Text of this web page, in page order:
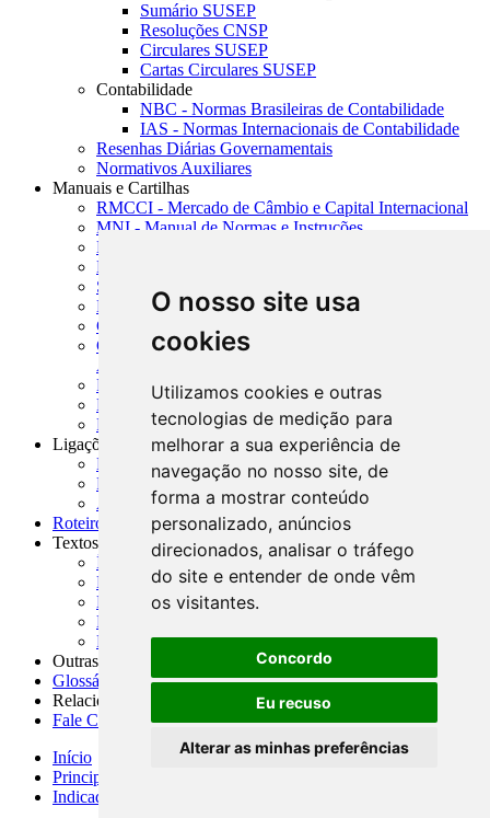
O nosso site usa
cookies
Utilizamos cookies e outras
tecnologias de medição para
melhorar a sua experiência de
navegação no nosso site, de
forma a mostrar conteúdo
personalizado, anúncios
direcionados, analisar o tráfego
do site e entender de onde vêm
os visitantes.
Concordo
Eu recuso
Alterar as minhas preferências
Sumário SUSEP
Resoluções CNSP
Circulares SUSEP
Cartas Circulares SUSEP
Contabilidade
NBC - Normas Brasileiras de Contabilidade
IAS - Normas Internacionais de Contabilidade
Resenhas Diárias Governamentais
Normativos Auxiliares
Manuais e Cartilhas
RMCCI - Mercado de Câmbio e Capital Internacional
MNI - Manual de Normas e Instruções
MTVM - Manual de Títulos e Valores Mobiliários
MCR - Manual de Crédito Rural
SISORF - Manual de Organização do SFN
MASUP - Manual de Supervisão Bancária
CADOC - Catálogo de Documentos
CNAE-CONCLA - Classificação Nacional de
Atividades Econômicas
PMF - Cartilhas do BCB
Manuais Auxiliares do BCB e Cosif-e
Resenhas Diárias Governamentais
Ligações Externas
Links Úteis
Presidência da República
Agências Nacionais Reguladoras
Roteiros para Estudos
Textos
Índice de Textos
Editorial
Monografias
Na Imprensa
Fórum de Discussão
Outras ferramentas
Glossário
Relacionamento
Fale Conosco
Início
Principais notícias
Indicadores